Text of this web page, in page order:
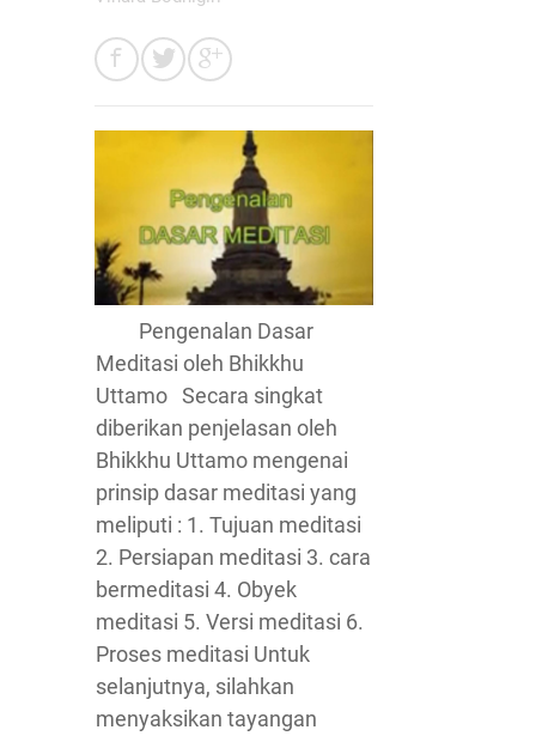
Pengenalan Dasar
Meditasi oleh Bhikkhu
Uttamo Secara singkat
diberikan penjelasan oleh
Bhikkhu Uttamo mengenai
prinsip dasar meditasi yang
meliputi : 1. Tujuan meditasi
2. Persiapan meditasi 3. cara
bermeditasi 4. Obyek
meditasi 5. Versi meditasi 6.
Proses meditasi Untuk
selanjutnya, silahkan
menyaksikan tayangan